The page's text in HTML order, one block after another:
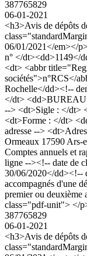
387765829
06-01-2021
<h3>Avis de dépôts
06/01/2021</em></
n° </dt><dd>1149</
<dt> <abbr
sociétés">n°RCS</
Rochelle</dd><!--
</dt>
--> <dt>Sigle : </dt>
<dt>Forme : </dt>
adresse -->
Ormeaux 17590 Ars-
Comptes annuels et
ligne --><!-- date de
30/06/2020</dd><!--
accompagnés d'une
premier ou
class="pdf-unit"> </
387765829
06-01-2021
<h3>Avis de dépôts